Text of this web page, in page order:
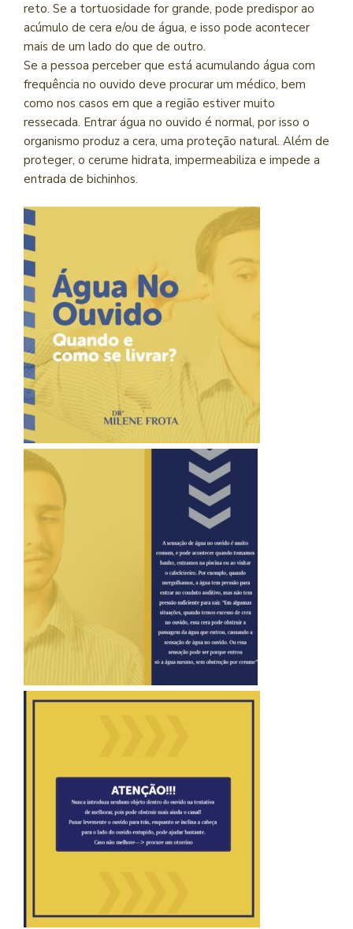
reto. Se a tortuosidade for grande, pode predispor ao
acúmulo de cera e/ou de água, e isso pode acontecer
mais de um lado do que de outro.
Se a pessoa perceber que está acumulando água com
frequência no ouvido deve procurar um médico, bem
como nos casos em que a região estiver muito
ressecada. Entrar água no ouvido é normal, por isso o
organismo produz a cera, uma proteção natural. Além de
proteger, o cerume hidrata, impermeabiliza e impede a
entrada de bichinhos.